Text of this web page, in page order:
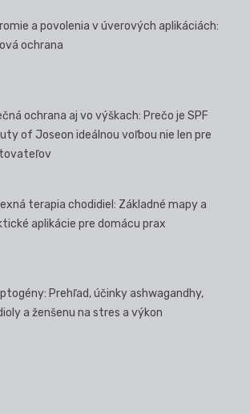
a povolenia v úverových aplikáciách:
ochrana
ochrana aj vo výškach: Prečo je SPF
of Joseon ideálnou voľbou nie len pre
terapia chodidiel: Základné mapy a
aplikácie pre domácu prax
Prehľad, účinky ashwagandhy,
a ženšenu na stres a výkon